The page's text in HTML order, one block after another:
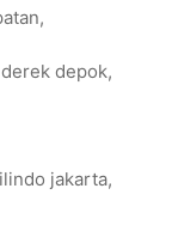
,
depok,
jakarta,